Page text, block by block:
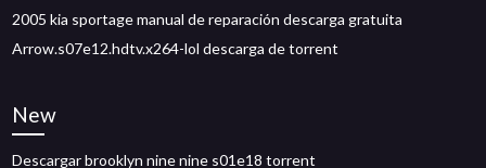
2005 kia sportage manual de reparación descarga gratuita
Arrow.s07e12.hdtv.x264-lol descarga de torrent
New
Descargar brooklyn nine nine s01e18 torrent